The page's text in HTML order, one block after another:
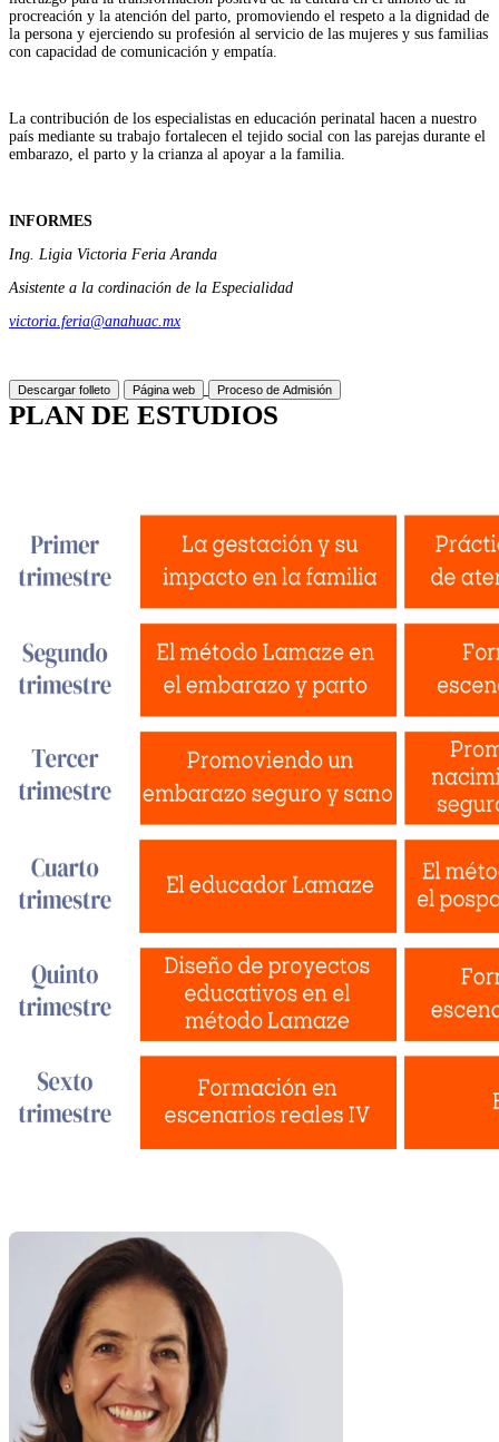
procreación y la atención del parto, promoviendo el respeto a la dignidad de
la persona y ejerciendo su profesión al servicio de las mujeres y sus familias
con capacidad de comunicación y empatía.
La contribución de los especialistas en educación perinatal hacen a nuestro
país mediante su trabajo fortalecen el tejido social con las parejas durante el
embarazo, el parto y la crianza al apoyar a la familia.
INFORMES
Ing. Ligia Victoria Feria Aranda
Asistente a la cordinación de la Especialidad
victoria.feria@anahuac.mx
Descargar folleto Página web Proceso de Admisión
PLAN DE ESTUDIOS